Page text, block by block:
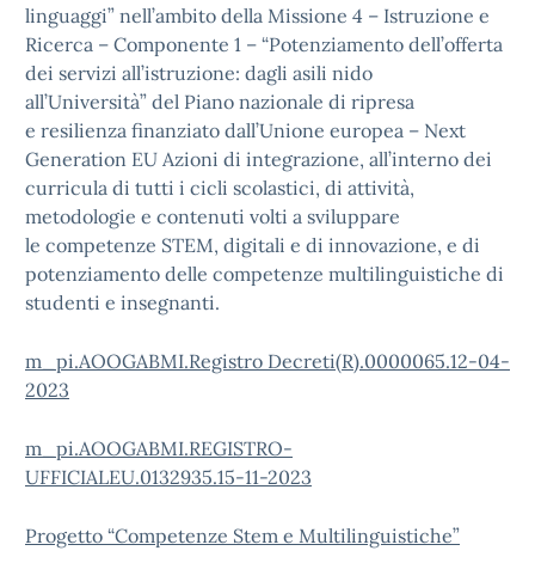
linguaggi” nell’ambito della Missione 4 – Istruzione e
Ricerca – Componente 1 – “Potenziamento dell’offerta
dei servizi all’istruzione: dagli asili nido
all’Università” del Piano nazionale di ripresa
e resilienza finanziato dall’Unione europea – Next
Generation EU Azioni di integrazione, all’interno dei
curricula di tutti i cicli scolastici, di attività,
metodologie e contenuti volti a sviluppare
le competenze STEM, digitali e di innovazione, e di
potenziamento delle competenze multilinguistiche di
studenti e insegnanti.
m_pi.AOOGABMI.Registro Decreti(R).0000065.12-04-
2023
m_pi.AOOGABMI.REGISTRO-
UFFICIALEU.0132935.15-11-2023
Progetto “Competenze Stem e Multilinguistiche”